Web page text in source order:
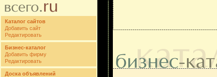
Каталог сайтов
Добавить сайт
Редактировать
Бизнес-каталог
Добавить фирму
Редактировать
Доска объявлений